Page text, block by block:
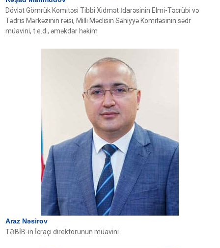
Dövlət Gömrük Komitəsi Tibbi Xidmət İdarəsinin Elmi-Təcrübi və
Tədris Mərkəzinin rəisi, Milli Məclisin Səhiyyə Komitəsinin sədr
müavini, t.e.d., əməkdar həkim
Araz Nəsirov
TƏBİB-in İcraçı direktorunun müavini